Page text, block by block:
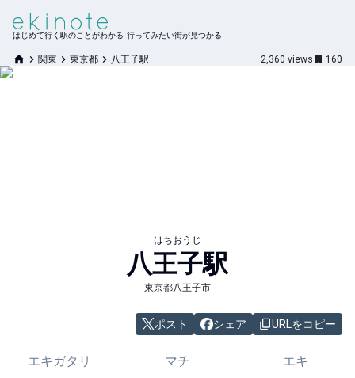
はじめて行く駅のことがわかる 行ってみたい街が見つかる
関東 東京都 八王子駅 2,360 views 160
はちおうじ
八王子駅
東京都八王子市
ポスト シェア URLをコピー
エキガタリ マチ エキ